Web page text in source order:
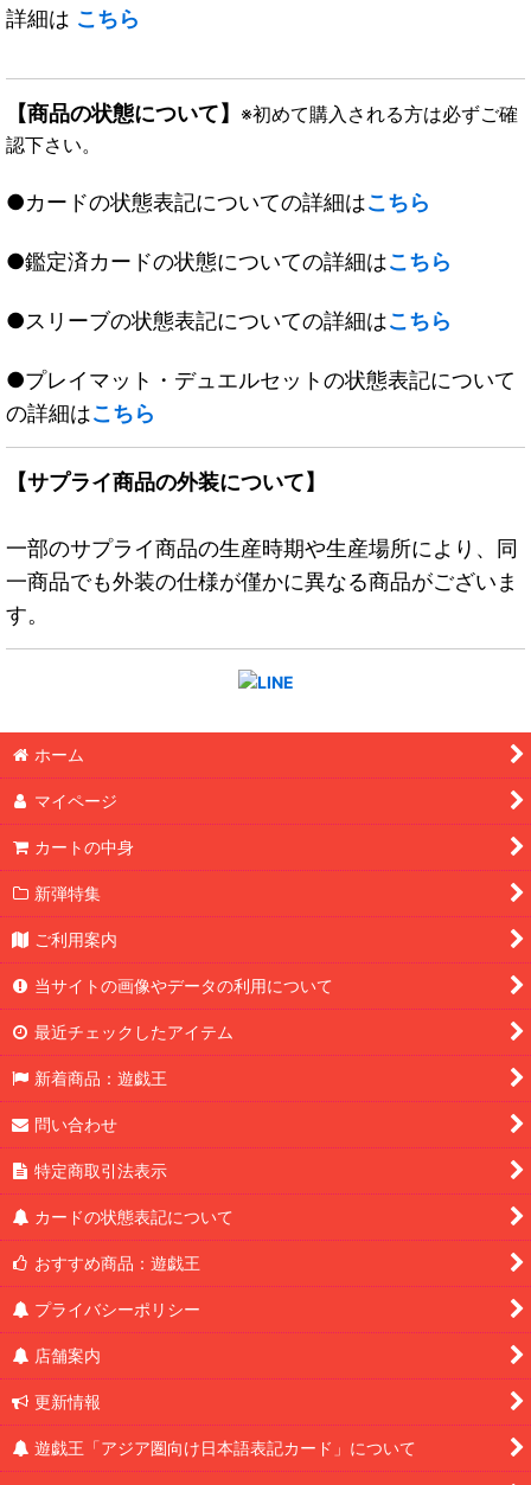
詳細は こちら
【商品の状態について】 ※初めて購入される方は必ずご確
認下さい。
●カードの状態表記についての詳細はこちら
●鑑定済カードの状態についての詳細はこちら
●スリーブの状態表記についての詳細はこちら
●プレイマット・デュエルセットの状態表記について
の詳細はこちら
【サプライ商品の外装について】
一部のサプライ商品の生産時期や生産場所により、同
一商品でも外装の仕様が僅かに異なる商品がございま
す。
ホーム
マイページ
カートの中身
新弾特集
ご利用案内
当サイトの画像やデータの利用について
最近チェックしたアイテム
新着商品：遊戯王
問い合わせ
特定商取引法表示
カードの状態表記について
おすすめ商品：遊戯王
プライバシーポリシー
店舗案内
更新情報
遊戯王「アジア圏向け日本語表記カード」について